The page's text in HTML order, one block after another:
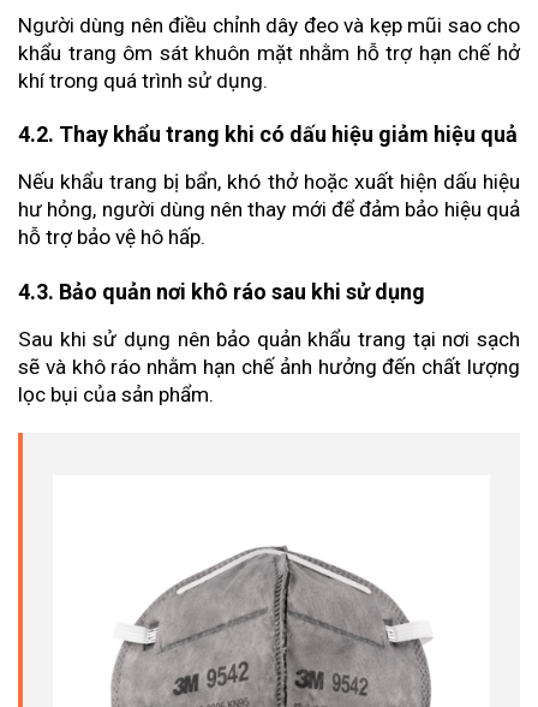
Người dùng nên điều chỉnh dây đeo và kẹp mũi sao cho
khẩu trang ôm sát khuôn mặt nhằm hỗ trợ hạn chế hở
khí trong quá trình sử dụng.
4.2. Thay khẩu trang khi có dấu hiệu giảm hiệu quả
Nếu khẩu trang bị bẩn, khó thở hoặc xuất hiện dấu hiệu
hư hỏng, người dùng nên thay mới để đảm bảo hiệu quả
hỗ trợ bảo vệ hô hấp.
4.3. Bảo quản nơi khô ráo sau khi sử dụng
Sau khi sử dụng nên bảo quản khẩu trang tại nơi sạch
sẽ và khô ráo nhằm hạn chế ảnh hưởng đến chất lượng
lọc bụi của sản phẩm.